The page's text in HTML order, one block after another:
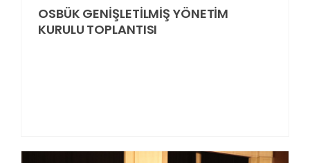
OSBÜK GENİŞLETİLMİŞ YÖNETİM
KURULU TOPLANTISI